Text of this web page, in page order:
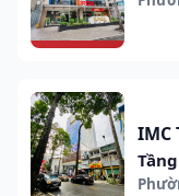
IMC